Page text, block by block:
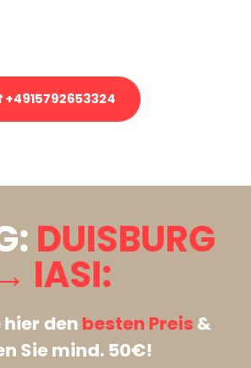
DUISBURG
IASI:
hier den besten Preis&
Sie mind. 50€!